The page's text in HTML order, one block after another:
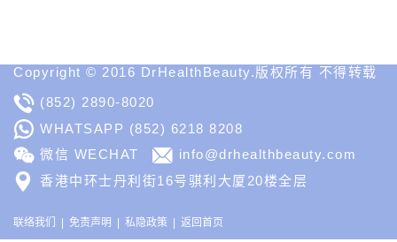
Copyright © 2016 DrHealthBeauty.版权所有 不得转载
(852) 2890-8020
WHATSAPP (852) 6218 8208
微信 WECHAT
info@drhealthbeauty.com
香港中环士丹利街16号骐利大厦20楼全层
联络我们 免责声明 私隐政策 返回首页